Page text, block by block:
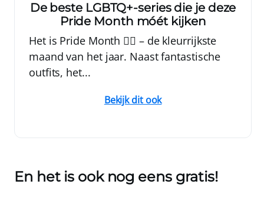
De beste LGBTQ+-series die je deze
Pride Month móét kijken
Het is Pride Month 🏳️‍🌈 – de kleurrijkste
maand van het jaar. Naast fantastische
outfits, het...
Bekijk dit ook
En het is ook nog eens gratis!